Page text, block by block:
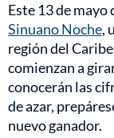
Este 13 de
Sinuano Noche,
región del
comienzan a
conocerán las
de azar,
nuevo ganador.